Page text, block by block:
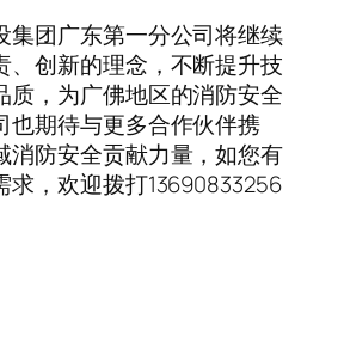
集团广东第一分公司将继续
、创新的理念，不断提升技
质，为广佛地区的消防安全
也期待与更多合作伙伴携
消防安全贡献力量，如您有
求，欢迎拨打13690833256